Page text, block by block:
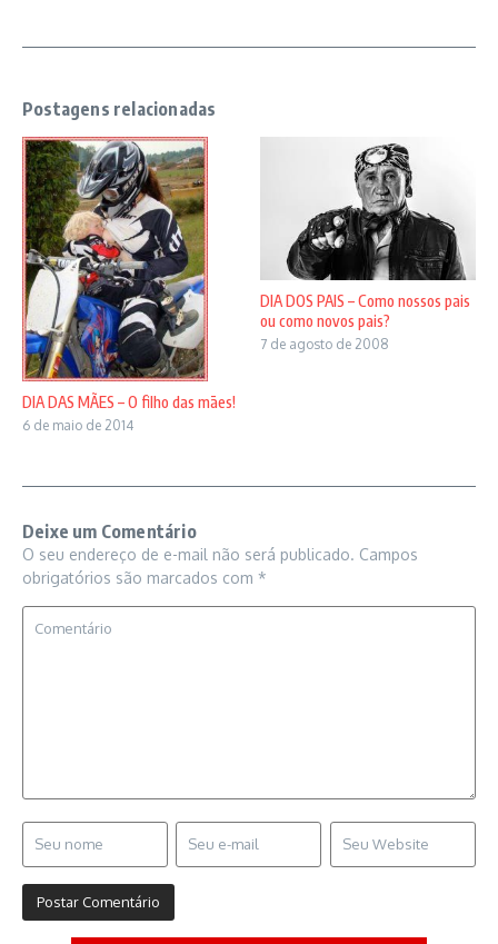
Postagens relacionadas
DIA DAS MÃES – O filho das mães!
6 de maio de 2014
DIA DOS PAIS – Como nossos pais
ou como novos pais?
7 de agosto de 2008
Deixe um Comentário
O seu endereço de e-mail não será publicado. Campos
obrigatórios são marcados com *